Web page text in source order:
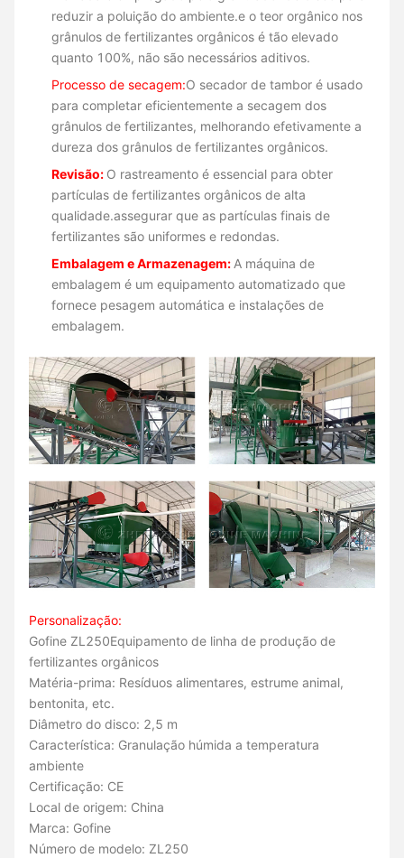
reduzir a poluição do ambiente.e o teor orgânico nos
grânulos de fertilizantes orgânicos é tão elevado
quanto 100%, não são necessários aditivos.
Processo de secagem:O secador de tambor é usado
para completar eficientemente a secagem dos
grânulos de fertilizantes, melhorando efetivamente a
dureza dos grânulos de fertilizantes orgânicos.
Revisão: O rastreamento é essencial para obter
partículas de fertilizantes orgânicos de alta
qualidade.assegurar que as partículas finais de
fertilizantes são uniformes e redondas.
Embalagem e Armazenagem: A máquina de
embalagem é um equipamento automatizado que
fornece pesagem automática e instalações de
embalagem.
Personalização:
Gofine ZL250Equipamento de linha de produção de
fertilizantes orgânicos
Matéria-prima: Resíduos alimentares, estrume animal,
bentonita, etc.
Diâmetro do disco: 2,5 m
Característica: Granulação húmida a temperatura
ambiente
Certificação: CE
Local de origem: China
Marca: Gofine
Número de modelo: ZL250